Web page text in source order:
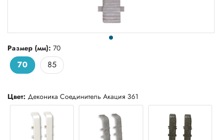
Размер (мм): 70
70 85
Цвет: Деконика Соединитель Акация 361